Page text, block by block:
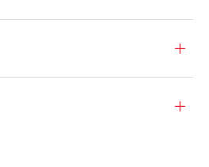
dinamico, mentre le lancette
corse automobilistiche.